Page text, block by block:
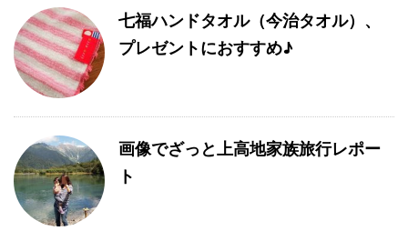
七福ハンドタオル（今治タオル）、
プレゼントにおすすめ♪
画像でざっと上高地家族旅行レポー
ト